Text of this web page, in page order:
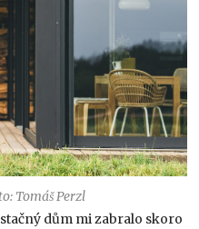
Tomáš Perzl
dům mi zabralo skoro